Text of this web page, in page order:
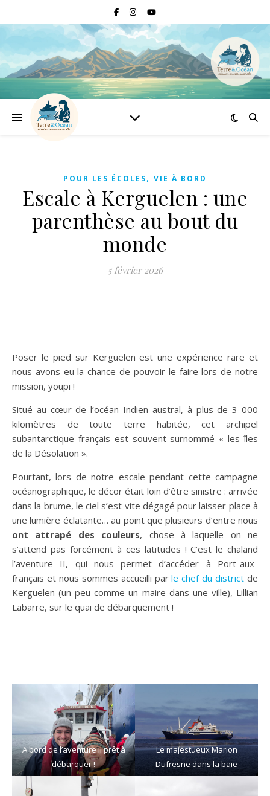
POUR LES ÉCOLES, VIE À BORD
Escale à Kerguelen : une
parenthèse au bout du
monde
5 février 2026
Poser le pied sur Kerguelen est une expérience rare et
nous avons eu la chance de pouvoir le faire lors de notre
mission, youpi !
Situé au cœur de l’océan Indien austral, à plus de 3 000
kilomètres de toute terre habitée, cet archipel
subantarctique français est souvent surnommé « les îles
de la Désolation ».
Pourtant, lors de notre escale pendant cette campagne
océanographique, le décor était loin d’être sinistre : arrivée
dans la brume, le ciel s’est vite dégagé pour laisser place à
une lumière éclatante… au point que plusieurs d’entre nous
ont attrapé des couleurs, chose à laquelle on ne
s’attend pas forcément à ces latitudes ! C’est le chaland
l’aventure II, qui nous permet d’accéder à Port-aux-
français et nous sommes accueilli parle chef du district de
Kerguelen (un peu comme un maire dans une ville), Lillian
Labarre, sur le quai de débarquement !
A bord de l’aventure II prêt à
débarquer !
Le majestueux Marion
Dufresne dans la baie